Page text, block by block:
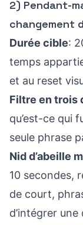
2) Pendant-
changement
Durée cible:
temps
et au reset
Filtre en trois
qu’est-ce qui
seule phrase
Nid d’abeille
10 secondes,
de court,
d’intégrer une